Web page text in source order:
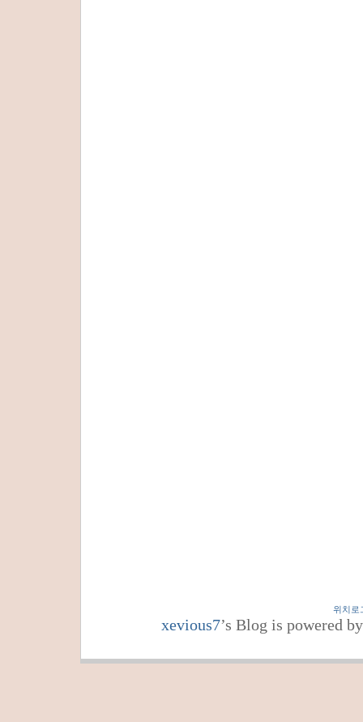
위치로
xevious7’s Blog is powered